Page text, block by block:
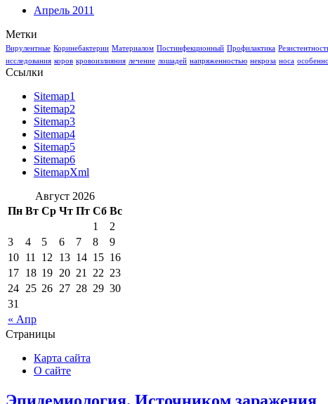
Апрель 2011
Метки
Вирулентные Коринебактерии Материалом Постинфекционный Профилактика
исследования коров кровоизлияния лечение лошадей напряженностью некроза носа особенно
Ссылки
Sitemap1
Sitemap2
Sitemap3
Sitemap4
Sitemap5
Sitemap6
SitemapXml
Август 2026
Пн Вт Ср Чт Пт Сб Вс
« Апр
1
2
3
4 5 6 7 8
9
10 11 12 13 14 15 16
17 18 19 20 21 22 23
24 25 26 27 28 29 30
31
Страницы
Карта сайта
О сайте
Эпидемиология. Источником заражения